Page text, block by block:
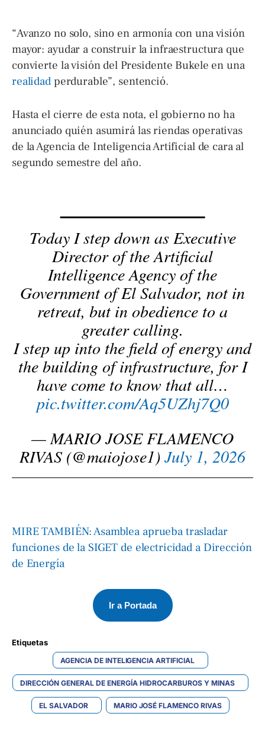
“Avanzo no solo, sino en armonía con una visión
mayor: ayudar a construir la infraestructura que
convierte la visión del Presidente Bukele en una
realidad perdurable”, sentenció.
Hasta el cierre de esta nota, el gobierno no ha
anunciado quién asumirá las riendas operativas
de la Agencia de Inteligencia Artificial de cara al
segundo semestre del año.
Today I step down as Executive
Director of the Artificial
Intelligence Agency of the
Government of El Salvador, not in
retreat, but in obedience to a
greater calling.
I step up into the field of energy and
the building of infrastructure, for I
have come to know that all…
pic.twitter.com/Aq5UZhj7Q0
— MARIO JOSE FLAMENCO
RIVAS (@maiojose1)July 1, 2026
MIRE TAMBIÉN: Asamblea aprueba trasladar
funciones de la SIGET de electricidad a Dirección
de Energía
Ir a Portada
Etiquetas
AGENCIA DE INTELIGENCIA ARTIFICIAL
DIRECCIÓN GENERAL DE ENERGÍA HIDROCARBUROS Y MINAS
EL SALVADOR MARIO JOSÉ FLAMENCO RIVAS